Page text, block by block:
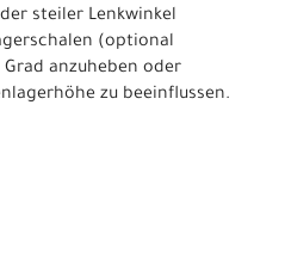
steiler Lenkwinkel
(optional
anzuheben oder
zu beeinflussen.